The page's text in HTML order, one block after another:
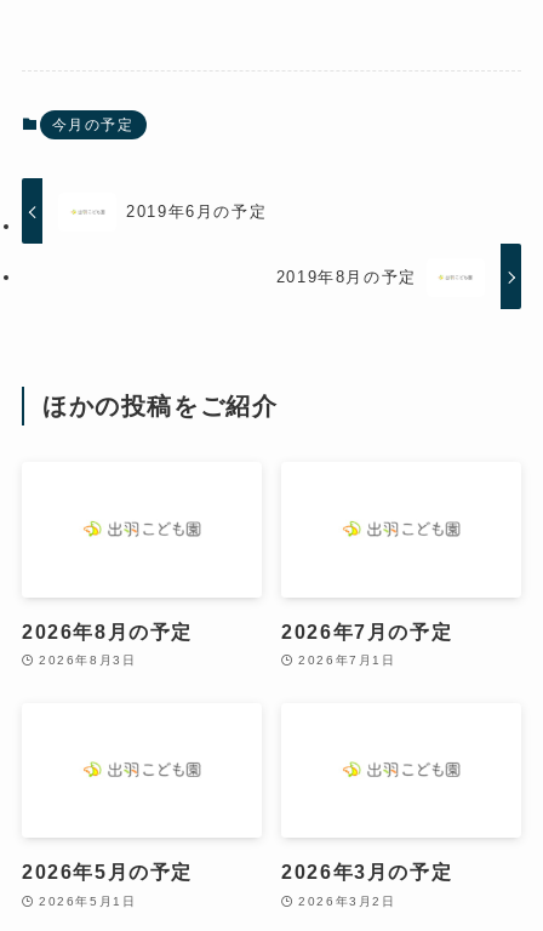
今月の予定
2019年6月の予定
2019年8月の予定
ほかの投稿をご紹介
2026年8月の予定
2026年8月3日
2026年7月の予定
2026年7月1日
2026年5月の予定
2026年5月1日
2026年3月の予定
2026年3月2日